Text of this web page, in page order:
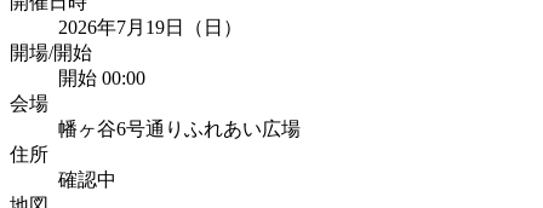
2026年7月19日（日）
開場/開始
開始 00:00
会場
幡ヶ谷6号通りふれあい広場
住所
確認中